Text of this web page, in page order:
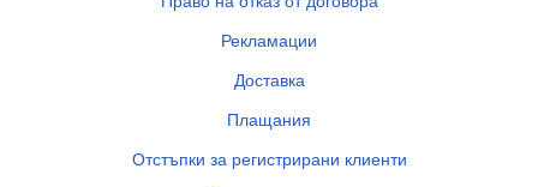
Рекламации
Доставка
Плащания
Отстъпки за регистрирани клиенти